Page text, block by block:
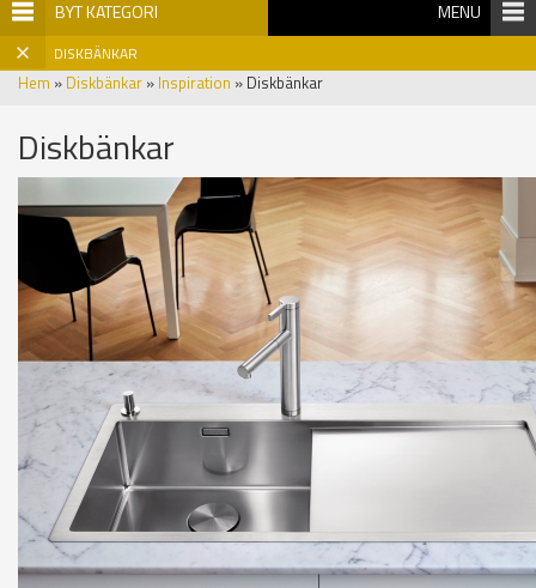
BYT KATEGORI MENU
DISKBÄNKAR
Hem » Diskbänkar » Inspiration » Diskbänkar
Diskbänkar